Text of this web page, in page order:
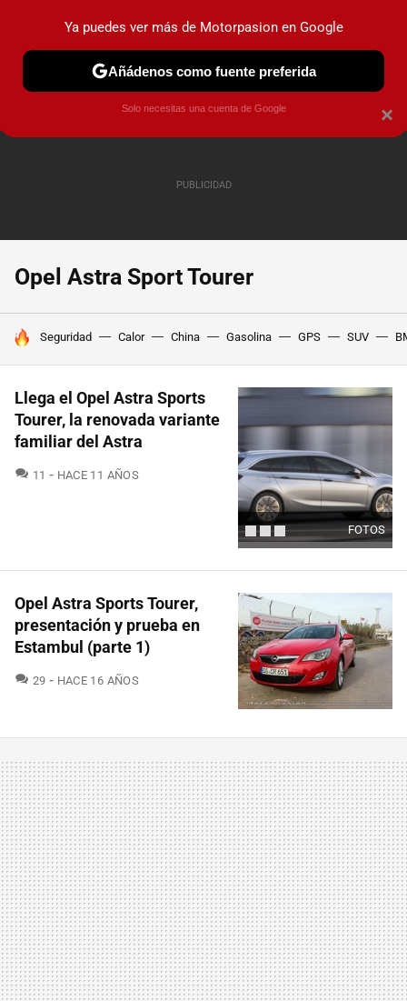
PRUEBAS COCHES ELÉCTRICOS OBSERVATORIO
Opel Astra Sport Tourer
HOY SE HABLA DE
Seguridad Calor China Gasolina GPS SUV
FOTOS
Llega el Opel Astra Sports
Tourer, la renovada variante
familiar del Astra
11 COMENTARIOS
HACE 11 AÑOS
Opel Astra Sports Tourer,
presentación y prueba en
Estambul (parte 1)
29 COMENTARIOS
HACE 16 AÑOS
×
Ya puedes ver más de Motorpasion en Google
Añádenos como fuente preferida
Solo necesitas una cuenta de Google